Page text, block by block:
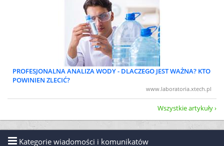
PROFESJONALNA ANALIZA WODY - DLACZEGO JEST WAŻNA? KTO
POWINIEN ZLECIĆ?
www.laboratoria.xtech.pl
Wszystkie artykuły
Kategorie wiadomości i komunikatów